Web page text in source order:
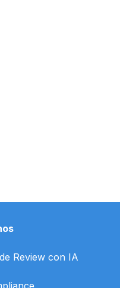
Review con IA